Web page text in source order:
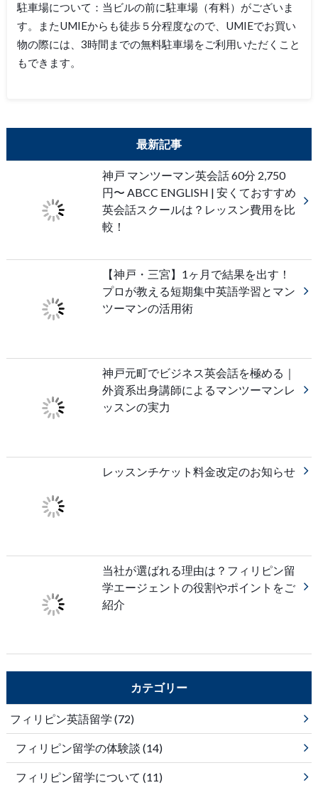
駐車場について：当ビルの前に駐車場（有料）がございま
す。またUMIEからも徒歩５分程度なので、UMIEでお買い
物の際には、3時間までの無料駐車場をご利用いただくこと
もできます。
最新記事
神戸 マンツーマン英会話 60分 2,750
円〜 ABCC ENGLISH | 安くておすすめ
英会話スクールは？レッスン費用を比
較！
【神戸・三宮】1ヶ月で結果を出す！
プロが教える短期集中英語学習とマン
ツーマンの活用術
神戸元町でビジネス英会話を極める｜
外資系出身講師によるマンツーマンレ
ッスンの実力
レッスンチケット料金改定のお知らせ
当社が選ばれる理由は？フィリピン留
学エージェントの役割やポイントをご
紹介
カテゴリー
フィリピン英語留学 (72)
フィリピン留学の体験談 (14)
フィリピン留学について (11)